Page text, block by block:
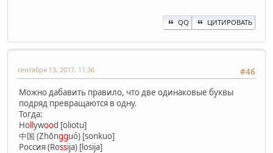
QQ ЦИТИРОВАТЬ
#46
сентября 13, 2017, 11:36
Можно дабавить правило, что две одинаковые буквы
подряд превращаются в одну.
Тогда:
Hollywood [oliotu]
中国 (Zhōngguó) [sonkuo]
Россия (Rossija) [losija]